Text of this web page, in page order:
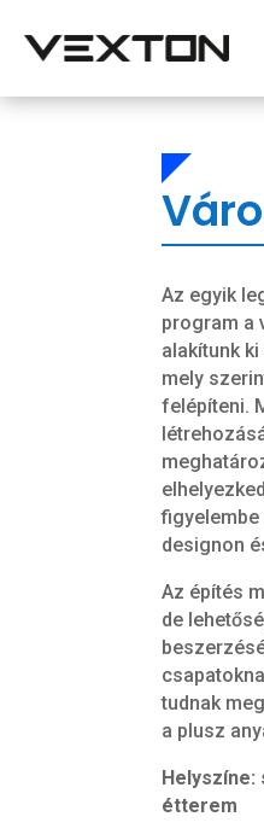
Az egyik
program a
alakítunk
mely
felépíteni.
figyelembe
designon
Az építés
de
tudnak
a plusz
étterem